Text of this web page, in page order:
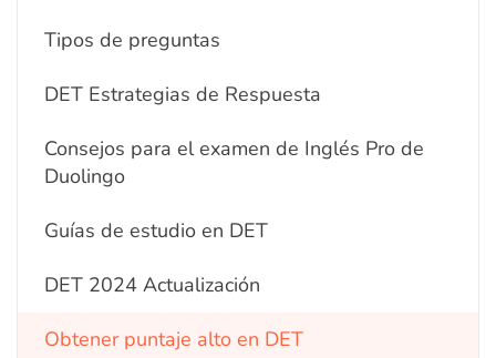
Tipos de preguntas
DET Estrategias de Respuesta
Consejos para el examen de Inglés Pro de
Duolingo
Guías de estudio en DET
DET 2024 Actualización
Obtener puntaje alto en DET